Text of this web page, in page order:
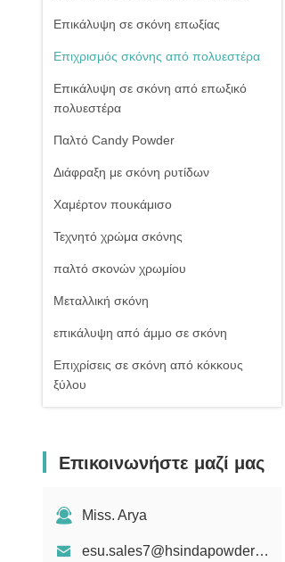
Επικάλυψη σε σκόνη επωξίας
Επιχρισμός σκόνης από πολυεστέρα
Επικάλυψη σε σκόνη από επωξικό
πολυεστέρα
Παλτό Candy Powder
Διάφραξη με σκόνη ρυτίδων
Χαμέρτον πουκάμισο
Τεχνητό χρώμα σκόνης
παλτό σκονών χρωμίου
Μεταλλική σκόνη
επικάλυψη από άμμο σε σκόνη
Επιχρίσεις σε σκόνη από κόκκους
ξύλου
Επικοινωνήστε μαζί μας
Miss. Arya
esu.sales7@hsindapowdercoating.com